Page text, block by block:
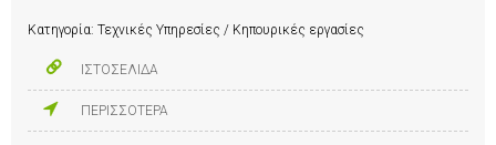
Κατηγορία: Τεχνικές Υπηρεσίες / Κηπουρικές εργασίες
ΙΣΤΟΣΕΛΙΔΑ
ΠΕΡΙΣΣΟΤΕΡΑ